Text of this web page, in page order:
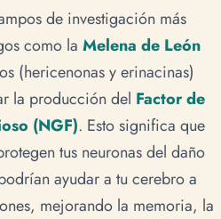
de investigación más
como la Melena de León
(hericenonas y erinacinas)
la producción del Factor de
(NGF). Esto significa que
tus neuronas del daño
ayudar a tu cerebro a
mejorando la memoria, la